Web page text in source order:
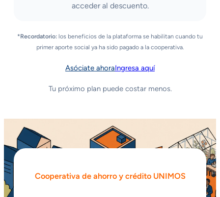
acceder al descuento.
*Recordatorio: los beneficios de la plataforma se habilitan cuando tu
primer aporte social ya ha sido pagado a la cooperativa.
Asóciate ahoraIngresa aquí
Tu próximo plan puede costar menos.
Cooperativa de ahorro y crédito UNIMOS